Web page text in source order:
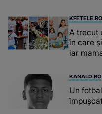
suspecți
KFETELE.RO
A trecut
în care
iar
KANALD.RO
Un